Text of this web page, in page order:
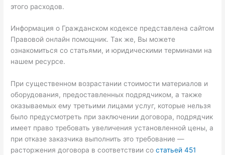
этого расходов.
Информация о Гражданском кодексе представлена сайтом
Правовой онлайн помощник. Так же, Вы можете
ознакомиться со статьями, и юридическими терминами на
нашем ресурсе.
При существенном возрастании стоимости материалов и
оборудования, предоставленных подрядчиком, а также
оказываемых ему третьими лицами услуг, которые нельзя
было предусмотреть при заключении договора, подрядчик
имеет право требовать увеличения установленной цены, а
при отказе заказчика выполнить это требование —
расторжения договора в соответствии состатьей 451